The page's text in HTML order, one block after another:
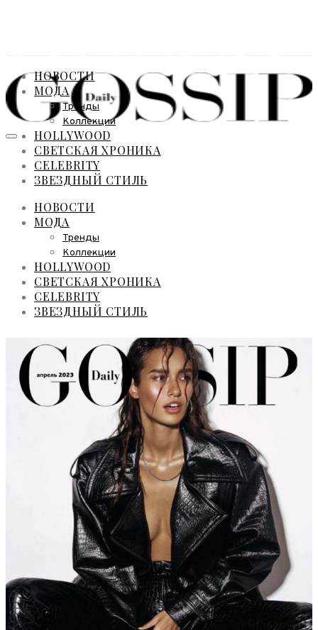
НОВОСТИ
МОДА
Тренды
Коллекции
HOLLYWOOD
СВЕТСКАЯ ХРОНИКА
CELEBRITY
ЗВЕЗДНЫЙ СТИЛЬ
НОВОСТИ
МОДА
Тренды
Коллекции
HOLLYWOOD
СВЕТСКАЯ ХРОНИКА
CELEBRITY
ЗВЕЗДНЫЙ СТИЛЬ